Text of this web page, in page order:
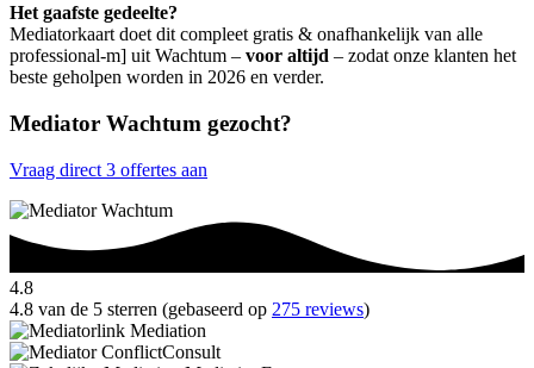
Het gaafste gedeelte?
Mediatorkaart doet dit compleet gratis & onafhankelijk van alle
professional-m] uit Wachtum – voor altijd – zodat onze klanten het
beste geholpen worden in 2026 en verder.
Mediator Wachtum gezocht?
Vraag direct 3 offertes aan
4.8
4.8 van de 5 sterren (gebaseerd op 275 reviews)